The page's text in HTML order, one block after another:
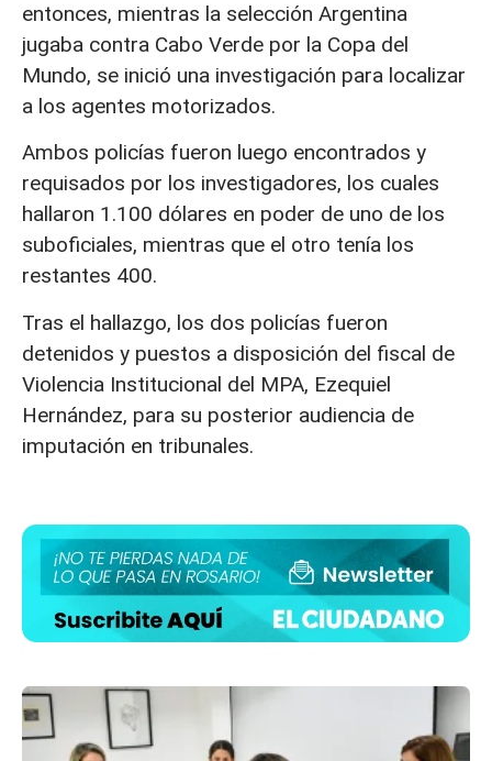
entonces, mientras la selección Argentina
jugaba contra Cabo Verde por la Copa del
Mundo, se inició una investigación para localizar
a los agentes motorizados.
Ambos policías fueron luego encontrados y
requisados por los investigadores, los cuales
hallaron 1.100 dólares en poder de uno de los
suboficiales, mientras que el otro tenía los
restantes 400.
Tras el hallazgo, los dos policías fueron
detenidos y puestos a disposición del fiscal de
Violencia Institucional del MPA, Ezequiel
Hernández, para su posterior audiencia de
imputación en tribunales.